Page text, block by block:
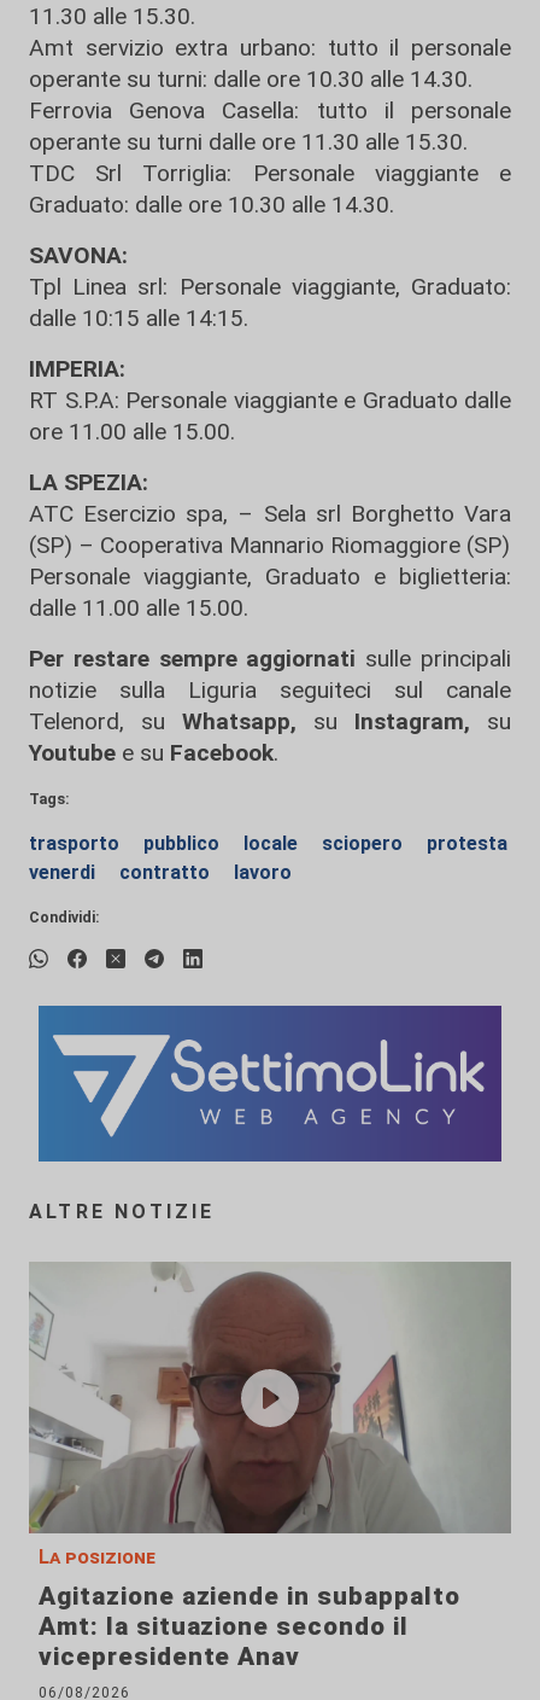
11.30 alle 15.30.
Amt servizio extra urbano: tutto il personale
operante su turni: dalle ore 10.30 alle 14.30.
Ferrovia Genova Casella: tutto il personale
operante su turni dalle ore 11.30 alle 15.30.
TDC Srl Torriglia: Personale viaggiante e
Graduato: dalle ore 10.30 alle 14.30.
SAVONA:
Tpl Linea srl: Personale viaggiante, Graduato:
dalle 10:15 alle 14:15.
IMPERIA:
RT S.P.A: Personale viaggiante e Graduato dalle
ore 11.00 alle 15.00.
LA SPEZIA:
ATC Esercizio spa, – Sela srl Borghetto Vara
(SP) – Cooperativa Mannario Riomaggiore (SP)
Personale viaggiante, Graduato e biglietteria:
dalle 11.00 alle 15.00.
Per restare sempre aggiornati sulle principali
notizie sulla Liguria seguiteci sul canale
Telenord, su
Whatsapp, su Instagram, su
Youtube e su Facebook.
Tags:
trasporto pubblico locale sciopero
protesta
venerdi
contratto lavoro
Condividi:
ALTRE NOTIZIE
La posizione
Agitazione aziende in subappalto
Amt: la situazione secondo il
vicepresidente Anav
06/08/2026